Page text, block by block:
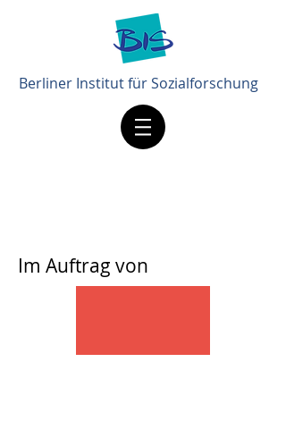
Berliner Institut für Sozialforschung
Im Auftrag von